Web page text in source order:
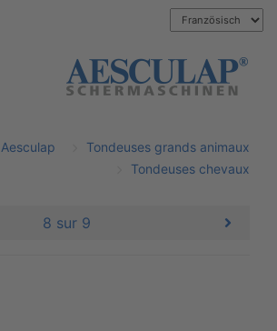
Tondeuses grands animaux
Tondeuses chevaux
8 sur 9